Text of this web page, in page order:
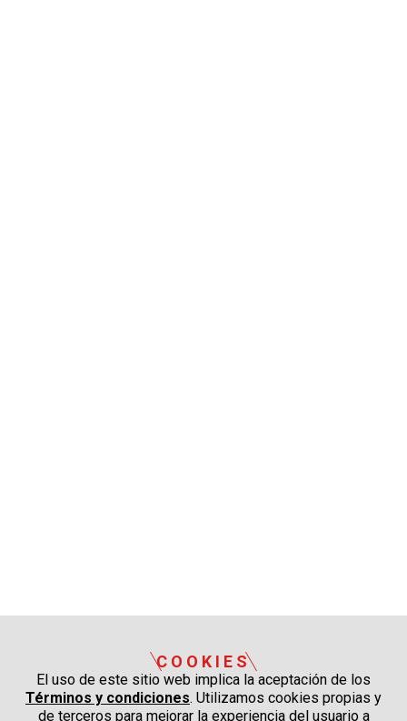
COOKIES
El uso de este sitio web implica la aceptación de los
Términos y condiciones. Utilizamos cookies propias y
de terceros para mejorar la experiencia del usuario a